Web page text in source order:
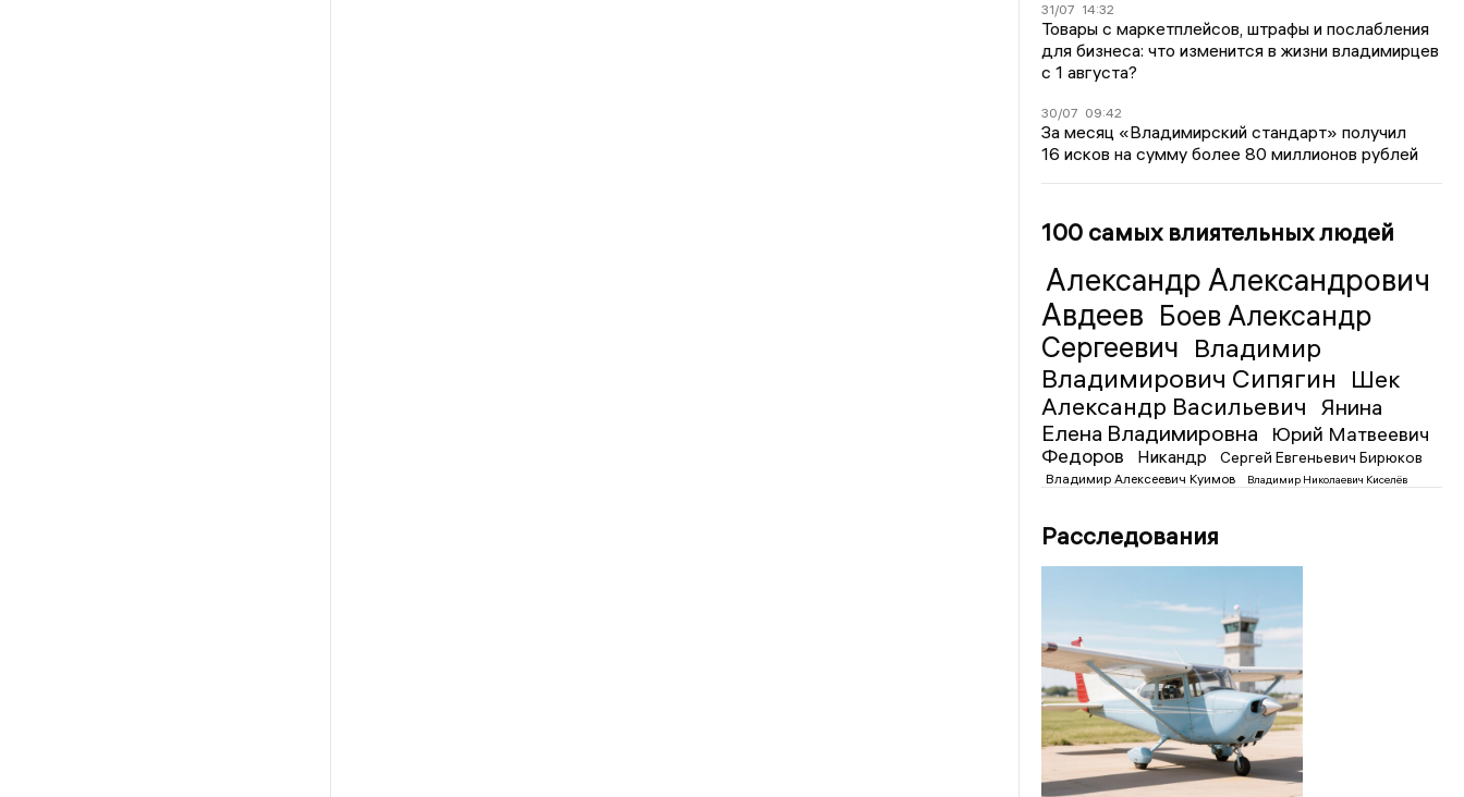
31/07 14:32
Товары с маркетплейсов, штрафы и послабления
для бизнеса: что изменится в жизни владимирцев
с 1 августа?
30/07 09:42
За месяц «Владимирский стандарт» получил
16 исков на сумму более 80 миллионов рублей
100 самых влиятельных людей
Александр Александрович
Авдеев Боев Александр
Сергеевич Владимир
Владимирович Сипягин Шек
Александр Васильевич
Янина
Елена Владимировна
Юрий Матвеевич
Федоров
Никандр Сергей Евгеньевич Бирюков
Владимир Алексеевич Куимов Владимир Николаевич Киселёв
Расследования